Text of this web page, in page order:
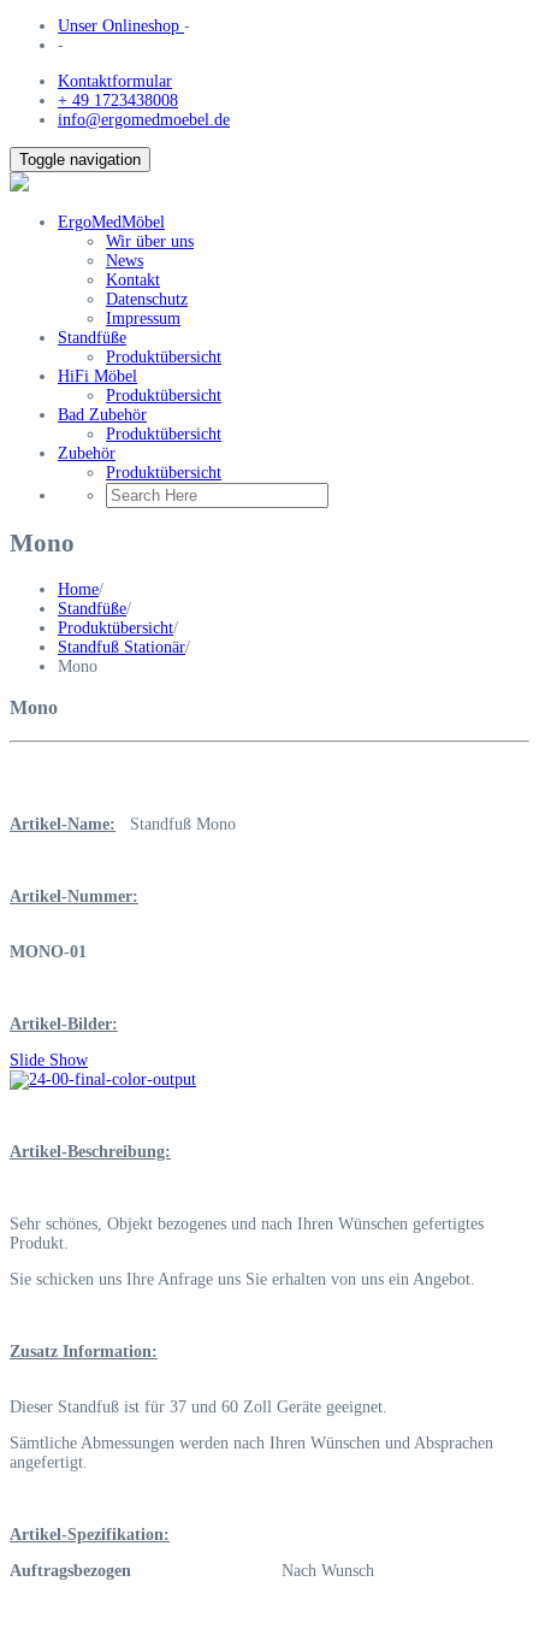
Unser Onlineshop -
-
Kontaktformular
+ 49 1723438008
info@ergomedmoebel.de
Toggle navigation
ErgoMedMöbel
Wir über uns
News
Kontakt
Datenschutz
Impressum
Standfüße
Produktübersicht
HiFi Möbel
Produktübersicht
Bad Zubehör
Produktübersicht
Zubehör
Produktübersicht
Mono
Home/
Standfüße/
Produktübersicht/
Standfuß Stationär/
Mono
Mono
Artikel-Name: Standfuß Mono
Artikel-Nummer:
MONO-01
Artikel-Bilder:
Slide Show
Artikel-Beschreibung:
Sehr schönes, Objekt bezogenes und nach Ihren Wünschen gefertigtes
Produkt.
Sie schicken uns Ihre Anfrage uns Sie erhalten von uns ein Angebot.
Zusatz Information:
Dieser Standfuß ist für 37 und 60 Zoll Geräte geeignet.
Sämtliche Abmessungen werden nach Ihren Wünschen und Absprachen
angefertigt.
Artikel-Spezifikation:
Auftragsbezogen
Nach Wunsch